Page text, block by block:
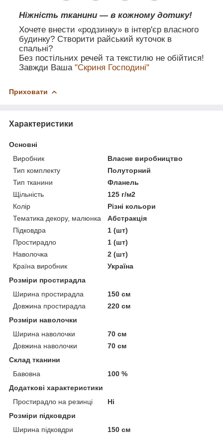
Ніжність тканини — в кожному дотику!
Хочете внести «родзинку» в інтер'єр власного
будинку? Створити райський куточок в
спальні?
Без постільних речей та текстилю не обійтися!
Завжди Ваша "Скриня Господині"
Приховати
Характеристики
Основні
Виробник
Власне виробництво
Тип комплекту
Полуторний
Тип тканини
Фланель
Щільність
125 г/м2
Колір
Різні кольори
Тематика декору, малюнка
Абстракція
Підковдра
1 (шт)
Простирадло
1 (шт)
Наволочка
2 (шт)
Країна виробник
Україна
Розміри простирадла
Ширина простирадла
150 см
Довжина простирадла
220 см
Розміри наволочки
Ширина наволочки
70 см
Довжина наволочки
70 см
Склад тканини
Бавовна
100 %
Додаткові характеристики
Простирадло на резинці
Ні
Розміри підковдри
Ширина підковдри
150 см